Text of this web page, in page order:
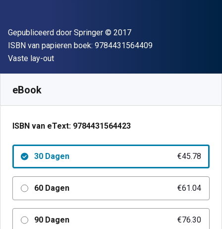
Uitgever
Gepubliceerd door Springer Copyright
© 2017
ISBN van papieren boek: 9784431564409"ISBN-13
Indeling
Vaste lay-out
eBook
ISBN van eText: 9784431564423
30 Dagen €45.78
60 Dagen €61.04
90 Dagen €76.30